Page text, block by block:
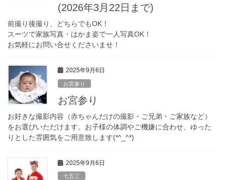
(2026年3月22日まで)
前撮り後撮り、どちらでもOK！
スーツで家族写真・はかま姿で一人写真OK！
お気軽にお問い合せくださいませ！
2025年9月6日
お宮参り
お宮参り
お好きな撮影内容（赤ちゃんだけの撮影・ご兄弟・ご家族など）
をお選びいただけます。お子様の体調やご機嫌に合わせ、ゆった
りとした雰囲気をご用意致します(*^_^*)
2025年9月6日
七五三